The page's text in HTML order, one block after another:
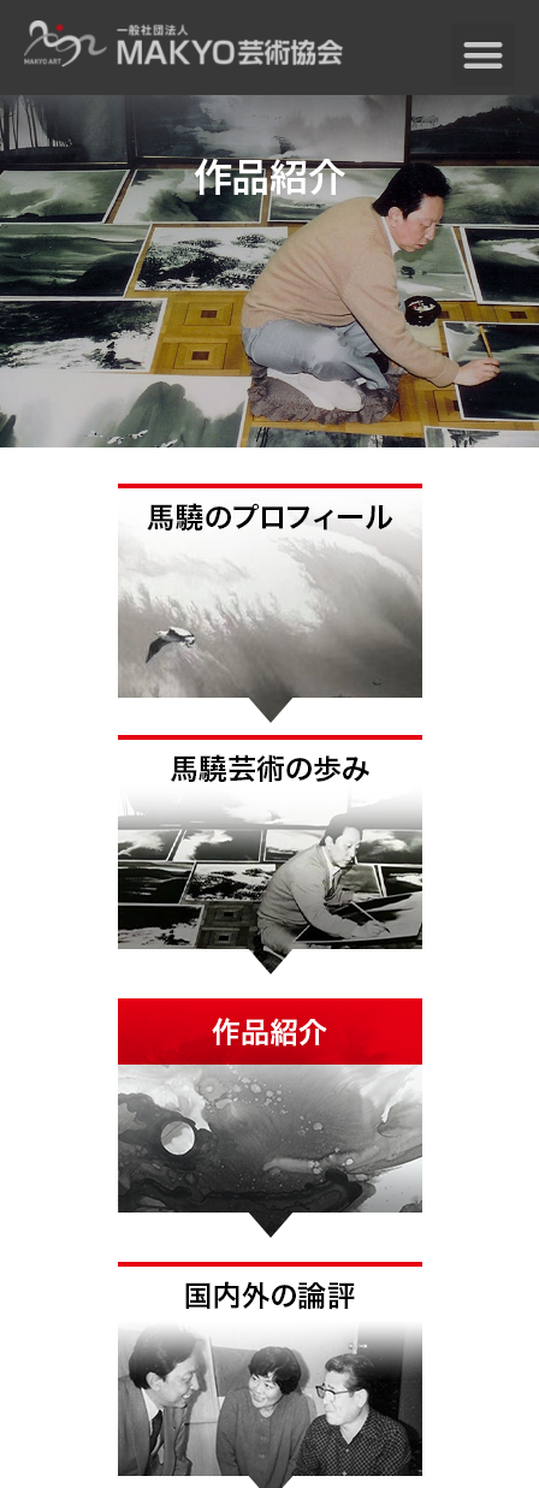
TOP
馬驍の芸術世界
馬驍の芸術世界TOP
馬驍芸術の歩み
作品紹介
国内外の論評
MAKYO美術館
MAKYO美術館TOP
開催展覧情報
貸し画廊のご案内
ジクレー版画・画集・著書・関連グ
ッズの紹介と販売
MAKYO美術館取扱い画家
東強のご紹介
三浦ひろみのご紹介
髙濱英俊のご紹介
後藤紳也のご紹介
イベント情報
イベント情報TOP
馬驍芸術大賞展 & 馬驍水墨画会作家
馬驍水墨画会会員作品展 & 日中水墨
画交流展
馬驍水墨画会全国支部展
MAKYO芸術協会
MAKYO芸術協会TOP
MAKYO芸術協会について
MAKYO芸術協会の歩み
水墨画教室のご案内
入会のご案内
作品紹介